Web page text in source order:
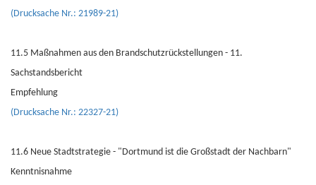
(Drucksache Nr.: 21989-21)
11.5 Maßnahmen aus den Brandschutzrückstellungen - 11.
Sachstandsbericht
Empfehlung
(Drucksache Nr.: 22327-21)
11.6 Neue Stadtstrategie - "Dortmund ist die Großstadt der Nachbarn"
Kenntnisnahme